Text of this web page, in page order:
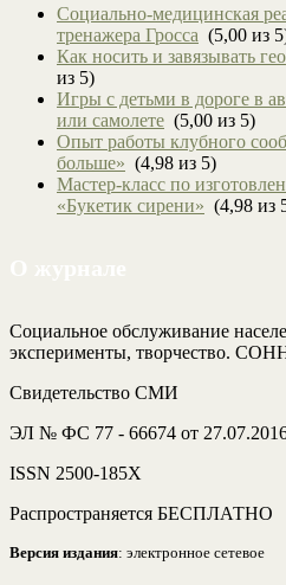
Социально-медицинская
тренажера Гросса (5,00 из
Как носить и завязывать
из 5)
Игры с детьми в дороге в
или самолете (5,00 из 5)
Опыт работы клубного
больше» (4,98 из 5)
Мастер-класс по
«Букетик сирени» (4,98 из
Социальное обслуживание
эксперименты, творчество.
Свидетельство СМИ
ЭЛ № ФС 77 - 66674 от
ISSN 2500-185Х
Распространяется БЕСПЛАТНО
Версия издания: электронное сетевое